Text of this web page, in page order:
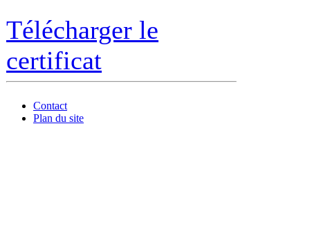
Télécharger le
certificat
Contact
Plan du site